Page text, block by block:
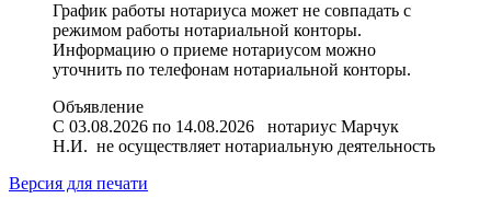
График работы нотариуса может не совпадать с
режимом работы нотариальной конторы.
Информацию о приеме нотариусом можно
уточнить по телефонам нотариальной конторы.
Объявление
С 03.08.2026 по 14.08.2026 нотариус Марчук
Н.И. не осуществляет нотариальную деятельность
Версия для печати